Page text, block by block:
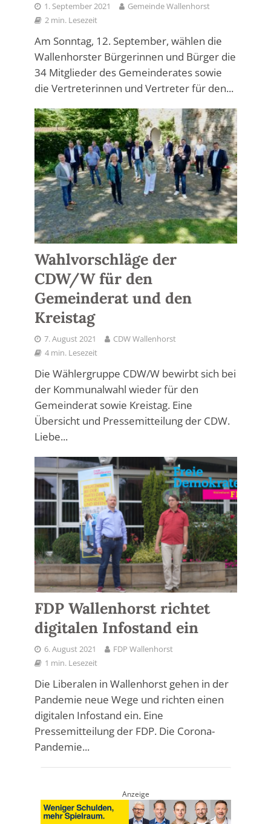
1. September 2021
Gemeinde Wallenhorst
2 min. Lesezeit
Am Sonntag, 12. September, wählen die
Wallenhorster Bürgerinnen und Bürger die
34 Mitglieder des Gemeinderates sowie
die Vertreterinnen und Vertreter für den...
Wahlvorschläge der
CDW/W für den
Gemeinderat und den
Kreistag
7. August 2021
CDW Wallenhorst
4 min. Lesezeit
Die Wählergruppe CDW/W bewirbt sich bei
der Kommunalwahl wieder für den
Gemeinderat sowie Kreistag. Eine
Übersicht und Pressemitteilung der CDW.
Liebe...
FDP Wallenhorst richtet
digitalen Infostand ein
6. August 2021
FDP Wallenhorst
1 min. Lesezeit
Die Liberalen in Wallenhorst gehen in der
Pandemie neue Wege und richten einen
digitalen Infostand ein. Eine
Pressemitteilung der FDP. Die Corona-
Pandemie...
Anzeige